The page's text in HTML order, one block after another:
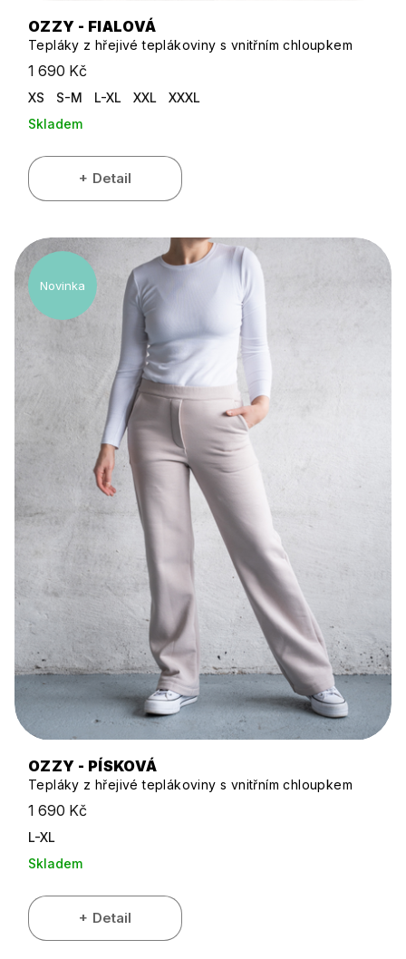
OZZY - FIALOVÁ
Tepláky z hřejivé teplákoviny s vnitřním chloupkem
1 690 Kč
XS S-M L-XL XXL
XXXL
Skladem
Detail
Novinka
OZZY - PÍSKOVÁ
Tepláky z hřejivé teplákoviny s vnitřním chloupkem
1 690 Kč
L-XL
Skladem
Detail